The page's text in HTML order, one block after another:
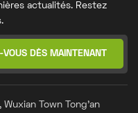
aux hautes
garantissant
Le fil Kanthal
Grâce à une
actualités. Restez
Wuxian Town Tong'an